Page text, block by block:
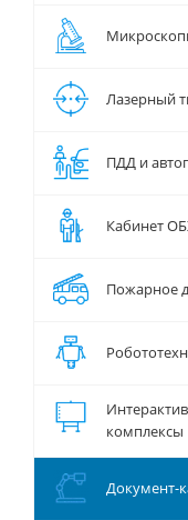
Лазерный
ПДД и
Кабинет
Пожарное
комплексы
Документ-